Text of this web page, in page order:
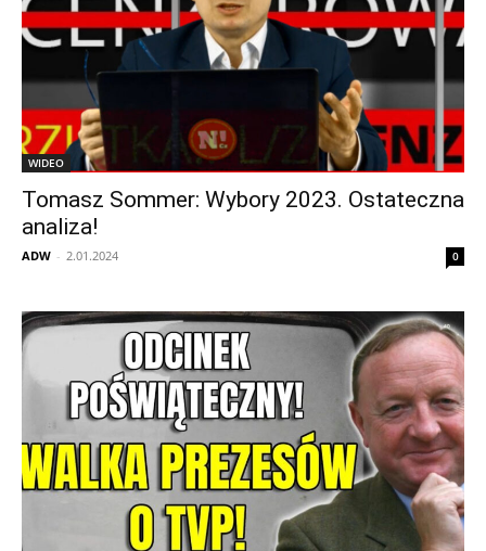
WIDEO
Tomasz Sommer: Wybory 2023. Ostateczna
analiza!
ADW - 2.01.2024 0